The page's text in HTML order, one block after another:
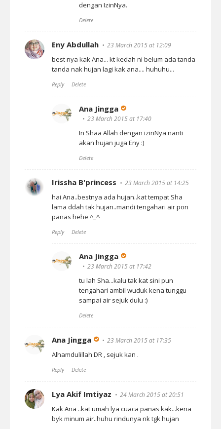
dengan IzinNya.
Delete
Eny Abdullah 23 March 2015 at 12:09
best nya kak Ana... kt kedah ni belum ada tanda
tanda nak hujan lagi kak ana.... huhuhu...
Reply Delete
Ana Jingga
23 March 2015 at 17:40
In Shaa Allah dengan izinNya nanti
akan hujan juga Eny :)
Delete
Irissha B'princess 23 March 2015 at 14:25
hai Ana..bestnya ada hujan..kat tempat Sha
lama ddah tak hujan..mandi tengahari air pon
panas hehe ^_^
Reply Delete
Ana Jingga
23 March 2015 at 17:42
tu lah Sha...kalu tak kat sini pun
tengahari ambil wuduk kena tunggu
sampai air sejuk dulu :)
Delete
Ana Jingga 23 March 2015 at 17:35
Alhamdulillah DR , sejuk kan .
Reply Delete
Lya Akif Imtiyaz 24 March 2015 at 20:51
Kak Ana ..kat umah lya cuaca panas kak...kena
byk minum air..huhu rindunya nk tgk hujan